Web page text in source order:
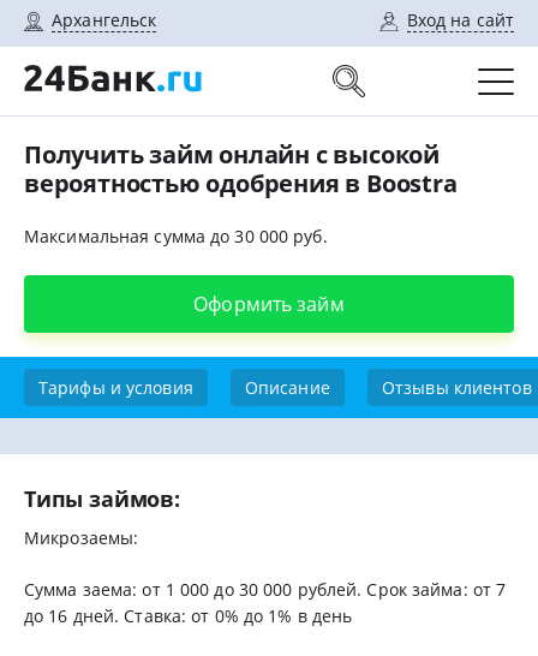
Архангельск Вход на сайт
Получить займ онлайн с высокой
вероятностью одобрения в Boostra
Максимальная сумма до 30 000 руб.
Оформить займ
Тарифы и условия Описание Отзывы клиентов
Типы займов:
Микрозаемы:
Сумма заема: от 1 000 до 30 000 рублей. Срок займа: от 7
до 16 дней. Ставка: от 0% до 1% в день